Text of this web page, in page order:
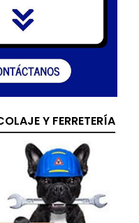
Y FERRETERÍA